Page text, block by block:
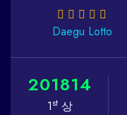
Daegu Lotto
201814
1st상